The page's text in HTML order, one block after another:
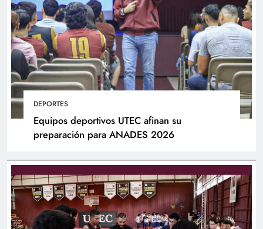
DEPORTES
Equipos deportivos UTEC afinan su
preparación para ANADES 2026